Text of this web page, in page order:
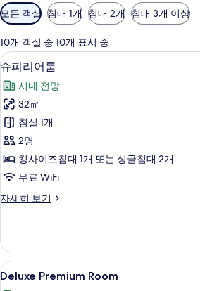
객
실
에
사
용
가
능
한
필
터
모든 객실 침대 1개 침대 2개 침대 3개 이상
10개 객실 중 10개 표시 중
슈
피
리
어
룸
사
진
모
두
기
8
슈피리어룸
시내 전망
32㎡
침실 1개
2명
킹사이즈침대 1개 또는 싱글침대 2개
무료 WiFi
자세히 보기
슈
룸
자
세
Deluxe
Premium
Deluxe
6
Deluxe Premium Room